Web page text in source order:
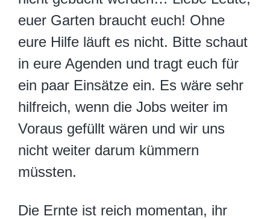
euer Garten braucht euch! Ohne
eure Hilfe läuft es nicht. Bitte schaut
in eure Agenden und tragt euch für
ein paar Einsätze ein. Es wäre sehr
hilfreich, wenn die Jobs weiter im
Voraus gefüllt wären und wir uns
nicht weiter darum kümmern
müssten.
Die Ernte ist reich momentan, ihr